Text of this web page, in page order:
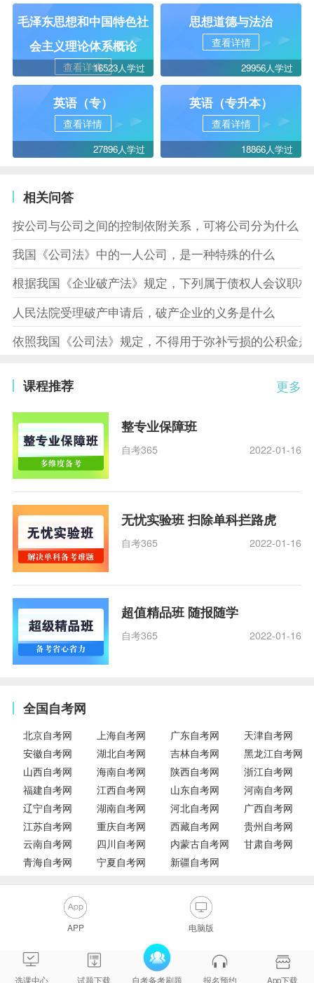
毛泽东思想和中国特色社
会主义理论体系概论
查看详情16523人学过
思想道德与法治
查看详情
29956人学过
英语（专）
查看详情
27896人学过
英语（专升本）
查看详情
18866人学过
相关问答
按公司与公司之间的控制依附关系，可将公司分为什么
我国《公司法》中的一人公司，是一种特殊的什么
根据我国《企业破产法》规定，下列属于债权人会议职
人民法院受理破产申请后，破产企业的义务是什么
依照我国《公司法》规定，不得用于弥补亏损的公积金是
更多
课程推荐
整专业保障班
自考365 2022-01-16
无忧实验班 扫除单科拦路虎
自考365 2022-01-16
超值精品班 随报随学
自考365 2022-01-16
全国自考网
北京自考网 上海自考网 广东自考网
天津自考网
安徽自考网
湖北自考网 吉林自考网
黑龙江自考网
山西自考网
海南自考网 陕西自考网
浙江自考网
福建自考网
江西自考网 山东自考网
河南自考网
辽宁自考网
湖南自考网 河北自考网
广西自考网
江苏自考网
重庆自考网 西藏自考网
贵州自考网
云南自考网
四川自考网 内蒙古自考网
甘肃自考网
青海自考网
宁夏自考网 新疆自考网
APP 电脑版
选课中心 试题下载 自考备考刷题 报名预约 App下载